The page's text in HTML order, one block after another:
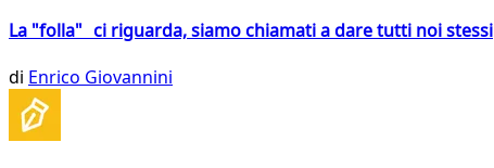
La "folla" ci riguarda, siamo chiamati a dare tutti noi stessi
di Enrico Giovannini